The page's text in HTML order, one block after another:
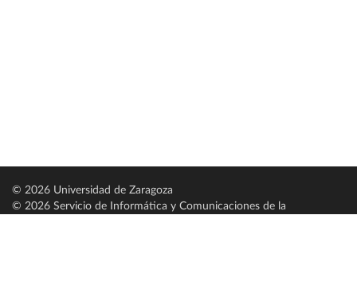
© 2026 Universidad de Zaragoza
© 2026 Servicio de Informática y Comunicaciones de la